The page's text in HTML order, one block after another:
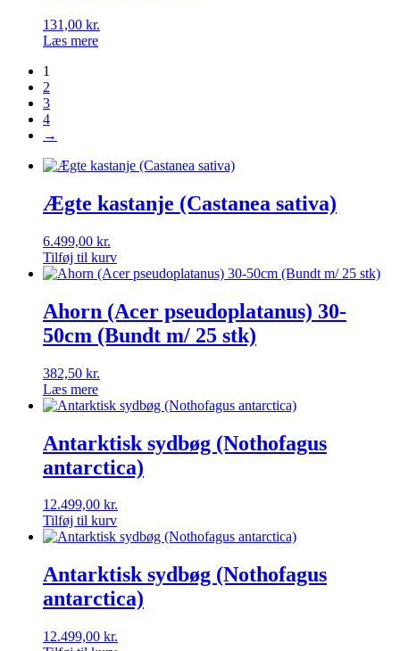
131,00 kr.
Læs mere
1
2
3
4
→
Ægte kastanje (Castanea sativa)
6.499,00 kr.
Tilføj til kurv
Ahorn (Acer pseudoplatanus) 30-
50cm (Bundt m/ 25 stk)
382,50 kr.
Læs mere
Antarktisk sydbøg (Nothofagus
antarctica)
12.499,00 kr.
Tilføj til kurv
Antarktisk sydbøg (Nothofagus
antarctica)
12.499,00 kr.